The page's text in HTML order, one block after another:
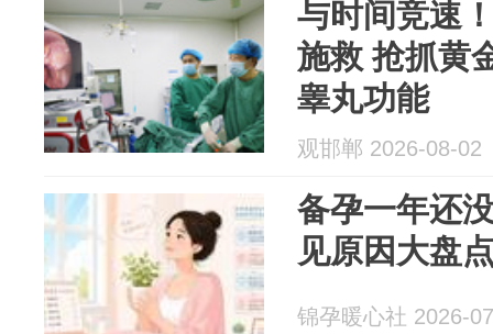
与时间竞速
施救 抢抓黄
睾丸功能
观邯郸 2026-08-02
备孕一年还
见原因大盘
锦孕暖心社 2026-